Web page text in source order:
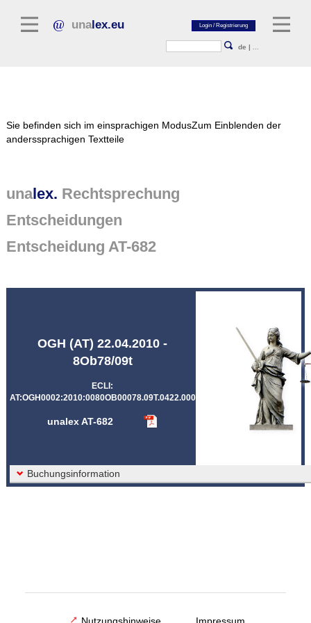
unalex.eu
de |
Normtexte
Rechtsprechung
Sie befinden sich im einsprachigen ModusZum Einblenden der
anderssprachigen Textteile
unalex. Rechtsprechung
Entscheidungen
Entscheidung AT-682
OGH (AT) 22.04.2010 -
8Ob78/09t
ECLI:
AT:OGH0002:2010:0080OB00078.09T.0422.000
unalex AT-682
Buchungsinformation
Nutzungshinweise Impressum